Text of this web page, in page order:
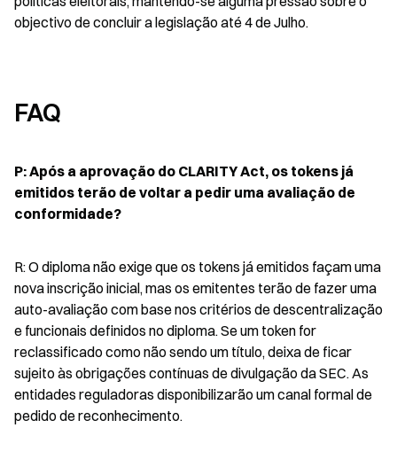
objectivo de concluir a legislação até 4 de Julho.
FAQ
P: Após a aprovação do CLARITY Act, os tokens já
emitidos terão de voltar a pedir uma avaliação de
conformidade?
R: O diploma não exige que os tokens já emitidos façam uma
nova inscrição inicial, mas os emitentes terão de fazer uma
auto-avaliação com base nos critérios de descentralização
e funcionais definidos no diploma. Se um token for
reclassificado como não sendo um título, deixa de ficar
sujeito às obrigações contínuas de divulgação da SEC. As
entidades reguladoras disponibilizarão um canal formal de
pedido de reconhecimento.